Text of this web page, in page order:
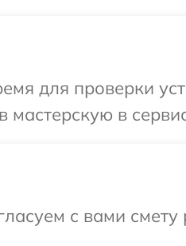
для проверки
мастерскую в
с вами